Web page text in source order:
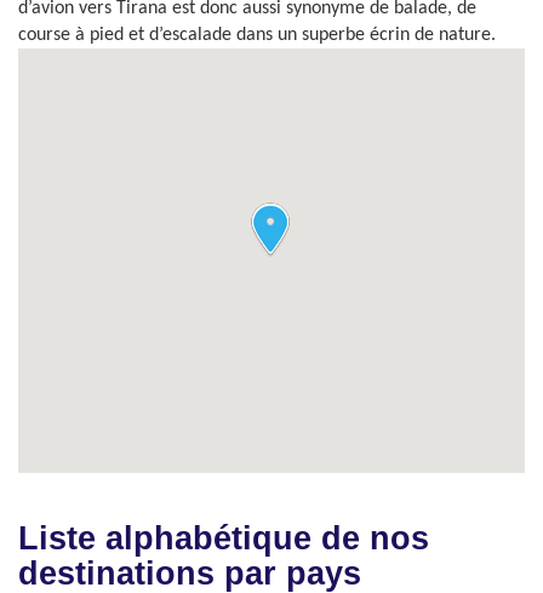
d’avion vers Tirana est donc aussi synonyme de balade, de
course à pied et d’escalade dans un superbe écrin de nature.
Liste alphabétique de nos
destinations par pays